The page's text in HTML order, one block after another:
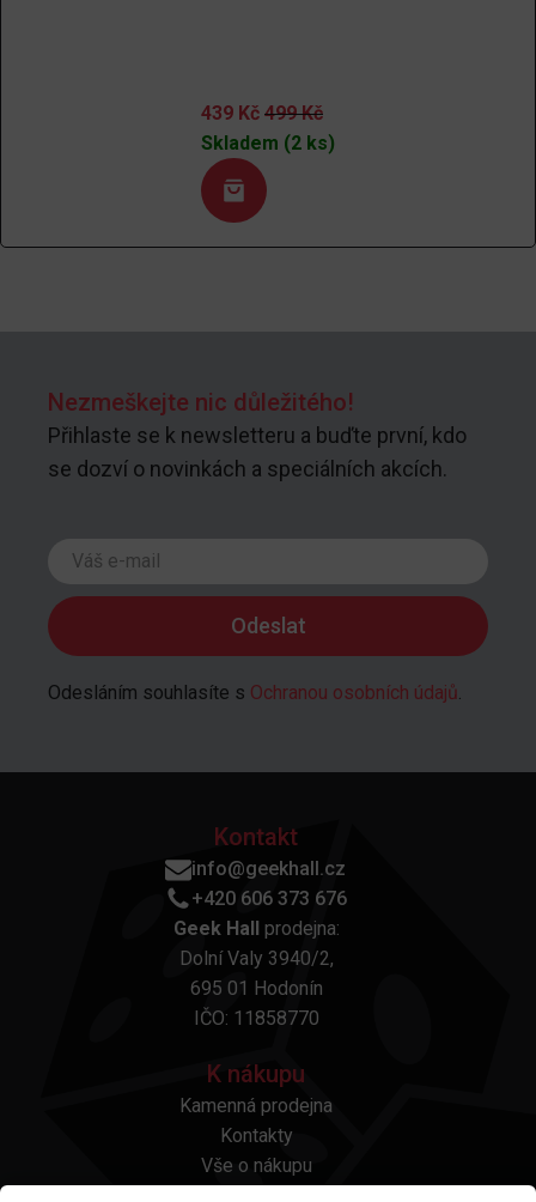
439 Kč 499Kč
Skladem (2 ks)
Nezmeškejte nic důležitého!
Přihlaste se k newsletteru a buďte první, kdo
se dozví o novinkách a speciálních akcích.
Odesláním souhlasíte s Ochranou osobních údajů.
Kontakt
info@geekhall.cz
+420 606 373 676
Geek Hall
prodejna:
Dolní Valy 3940/2,
695 01 Hodonín
IČO: 11858770
K nákupu
Kamenná prodejna
Kontakty
Vše o nákupu